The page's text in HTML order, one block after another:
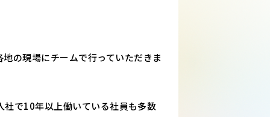
の現場にチームで行っていただきま
で10年以上働いている社員も多数